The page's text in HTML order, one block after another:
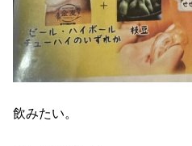
飲みたい。